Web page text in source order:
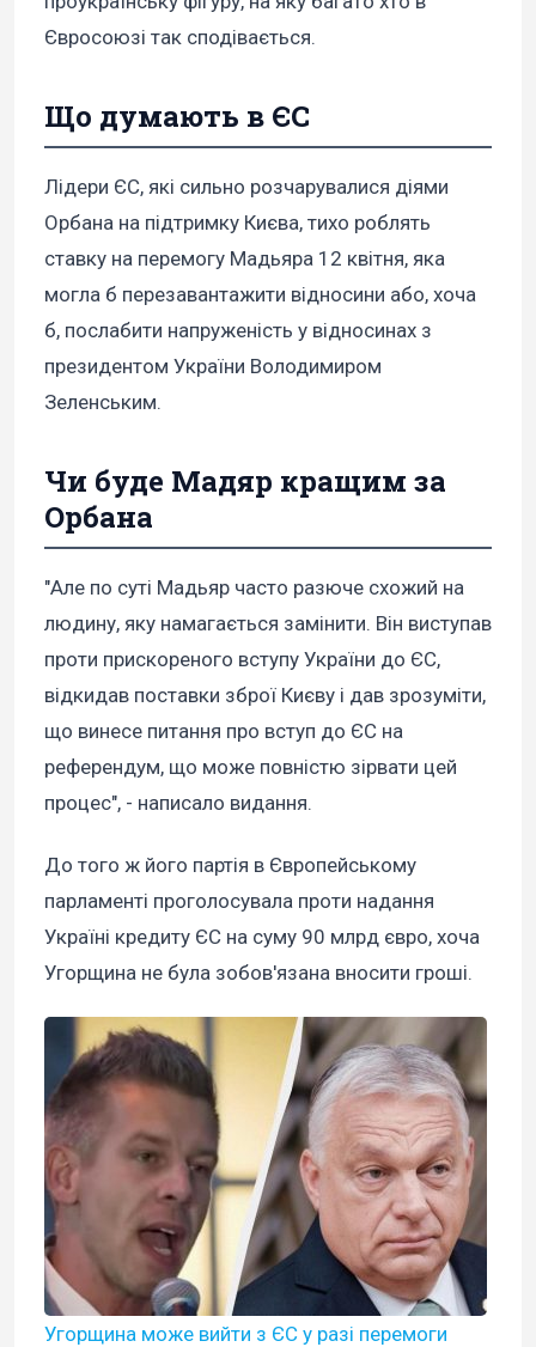
Євросоюзі так сподівається.
Що думають в ЄС
Лідери ЄС, які сильно розчарувалися діями
Орбана на підтримку Києва, тихо роблять
ставку на перемогу Мадьяра 12 квітня, яка
могла б перезавантажити відносини або, хоча
б, послабити напруженість у відносинах з
президентом України Володимиром
Зеленським.
Чи буде Мадяр кращим за
Орбана
"Але по суті Мадьяр часто разюче схожий на
людину, яку намагається замінити. Він виступав
проти прискореного вступу України до ЄС,
відкидав поставки зброї Києву і дав зрозуміти,
що винесе питання про вступ до ЄС на
референдум, що може повністю зірвати цей
процес", - написало видання.
До того ж його партія в Європейському
парламенті проголосувала проти надання
Україні кредиту ЄС на суму 90 млрд євро, хоча
Угорщина не була зобов'язана вносити гроші.
Угорщина може вийти з ЄС у разі перемоги